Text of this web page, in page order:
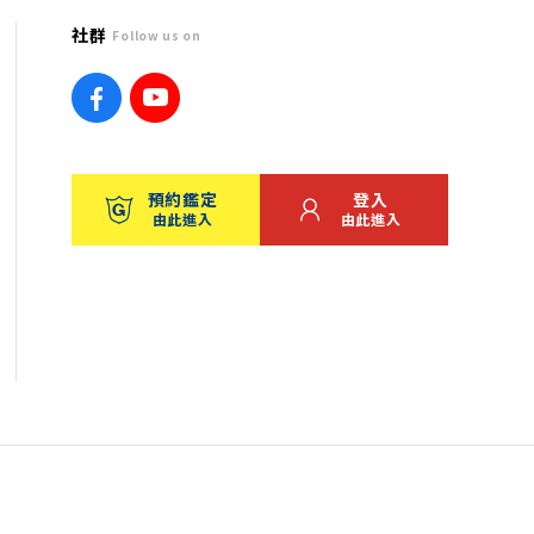
社群 Follow us on
預約鑑定
由此進入
登入
由此進入